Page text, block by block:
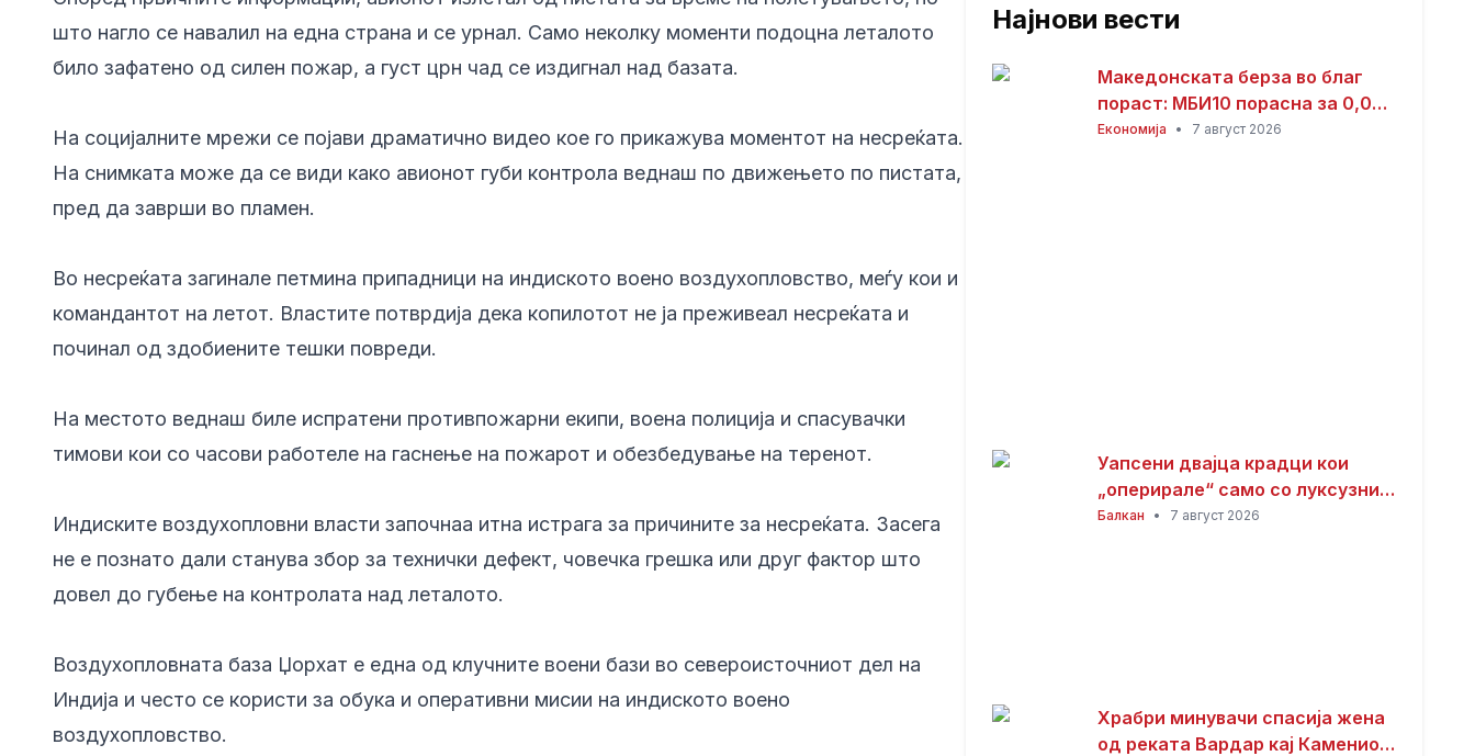
што нагло се навалил на една страна и се урнал. Само неколку моменти подоцна леталото
било зафатено од силен пожар, а густ црн чад се издигнал над базата.
На социјалните мрежи се појави драматично видео кое го прикажува моментот на несреќата.
На снимката може да се види како авионот губи контрола веднаш по движењето по пистата,
пред да заврши во пламен.
Во несреќата загинале петмина припадници на индиското воено воздухопловство, меѓу кои и
командантот на летот. Властите потврдија дека копилотот не ја преживеал несреќата и
починал од здобиените тешки повреди.
На местото веднаш биле испратени противпожарни екипи, воена полиција и спасувачки
тимови кои со часови работеле на гаснење на пожарот и обезбедување на теренот.
Индиските воздухопловни власти започнаа итна истрага за причините за несреќата. Засега
не е познато дали станува збор за технички дефект, човечка грешка или друг фактор што
довел до губење на контролата над леталото.
Воздухопловната база Џорхат е една од клучните воени бази во североисточниот дел на
Индија и често се користи за обука и оперативни мисии на индиското воено
воздухопловство.
Најнови вести
Македонската берза во благ
пораст: МБИ10 порасна за 0,08
отсто, најтргувани акциите на
Економија • 7 август 2026
Уапсени двајца крадци кои
„оперирале“ само со луксузни
автомобили
Балкан • 7 август 2026
Храбри минувачи спасија жена
од реката Вардар кај Камениот